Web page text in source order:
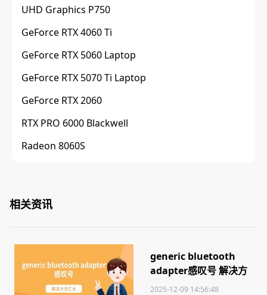
UHD Graphics P750
GeForce RTX 4060 Ti
GeForce RTX 5060 Laptop
GeForce RTX 5070 Ti Laptop
GeForce RTX 2060
RTX PRO 6000 Blackwell
Radeon 8060S
相关资讯
generic bluetooth
adapter感叹号 解决方
法汇总
2025-12-09 14:56:48